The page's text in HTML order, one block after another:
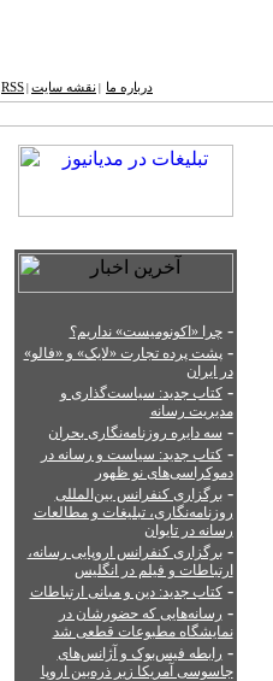
درباره ما نقشه ‌سایت RSS
-چرا «اکونومیست» نداریم؟
-پشت‌ پرده تجارت «لایک» و «فالو»
در ایران
-کتاب جدید: سیاست‌گذاری و
مدیریت رسانه
- سه دایره روزنامه‌نگاری بحران
-کتاب جدید: سیاست‌ و رسانه در
دموکراسی‌های نو ظهور
-برگزاری کنفرانس بین‌المللی
روزنامه‌نگاری، تبلیغات و مطالعات
رسانه در تایوان
-برگزاری کنفرانس اروپایی رسانه،
ارتباطات و فیلم در انگلیس
-کتاب جدید: دین و مبانی ارتباطات
- رسانه‌هایی که حضورشان در
نمایشگاه مطبوعات قطعی شد
- رابطه فیس‌بوک و آژانس‌های
جاسوسی آمریکا زیر ذره‌بین اروپا